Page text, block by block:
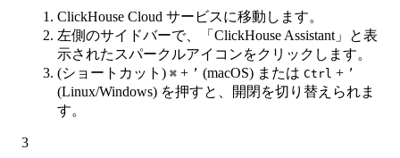
ClickHouse Cloud サービスに移動します。
左側のサイドバーで、「ClickHouse Assistant」と表
示されたスパークルアイコンをクリックします。
(ショートカット) ⌘ + ’ (macOS) または Ctrl + ’
(Linux/Windows) を押すと、開閉を切り替えられま
す。
3